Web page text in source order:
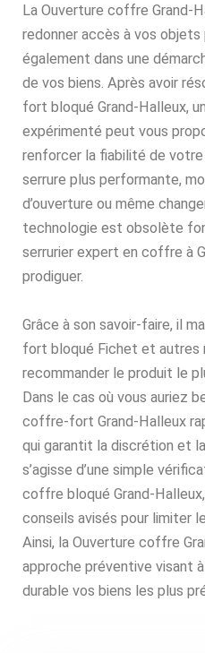
La Ouverture coffre Grand-
redonner accès à vos objets
également dans une
de vos biens. Après avoir
fort bloqué Grand-Halleux,
expérimenté peut vous
renforcer la fiabilité de
serrure plus performante,
d’ouverture ou même
technologie est obsolète
serrurier expert en coffre à
prodiguer.
Grâce à son savoir-faire, il
fort bloqué Fichet et
recommander le produit le
Dans le cas où vous auriez
coffre-fort Grand-Halleux
qui garantit la discrétion et
s’agisse d’une simple
coffre bloqué Grand-
conseils avisés pour limiter
Ainsi, la Ouverture coffre
approche préventive visant
durable vos biens les plus